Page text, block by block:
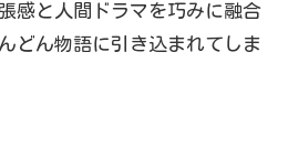
感と人間ドラマを巧みに融合
どん物語に引き込まれてしま